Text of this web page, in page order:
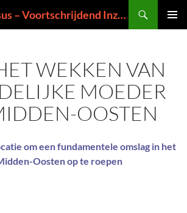
Ask The Real Jesus – Voortschrijdend Inzicht in de Zin van het Leven
WEKKEN VAN
MOEDER
OOSTEN
om een fundamentele omslag in het
Oosten op te roepen